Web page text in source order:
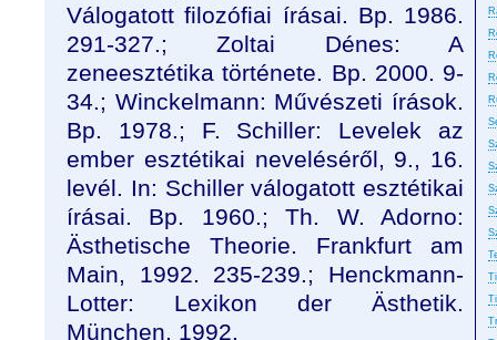
Válogatott filozófiai írásai. Bp. 1986.
291-327.; Zoltai Dénes: A
zeneesztétika története. Bp. 2000. 9-
34.; Winckelmann: Művészeti írások.
Bp. 1978.; F. Schiller: Levelek az
ember esztétikai neveléséről, 9., 16.
levél. In: Schiller válogatott esztétikai
írásai. Bp. 1960.; Th. W. Adorno:
Ästhetische Theorie. Frankfurt am
Main, 1992. 235-239.; Henckmann-
Lotter: Lexikon der Ästhetik.
München, 1992.